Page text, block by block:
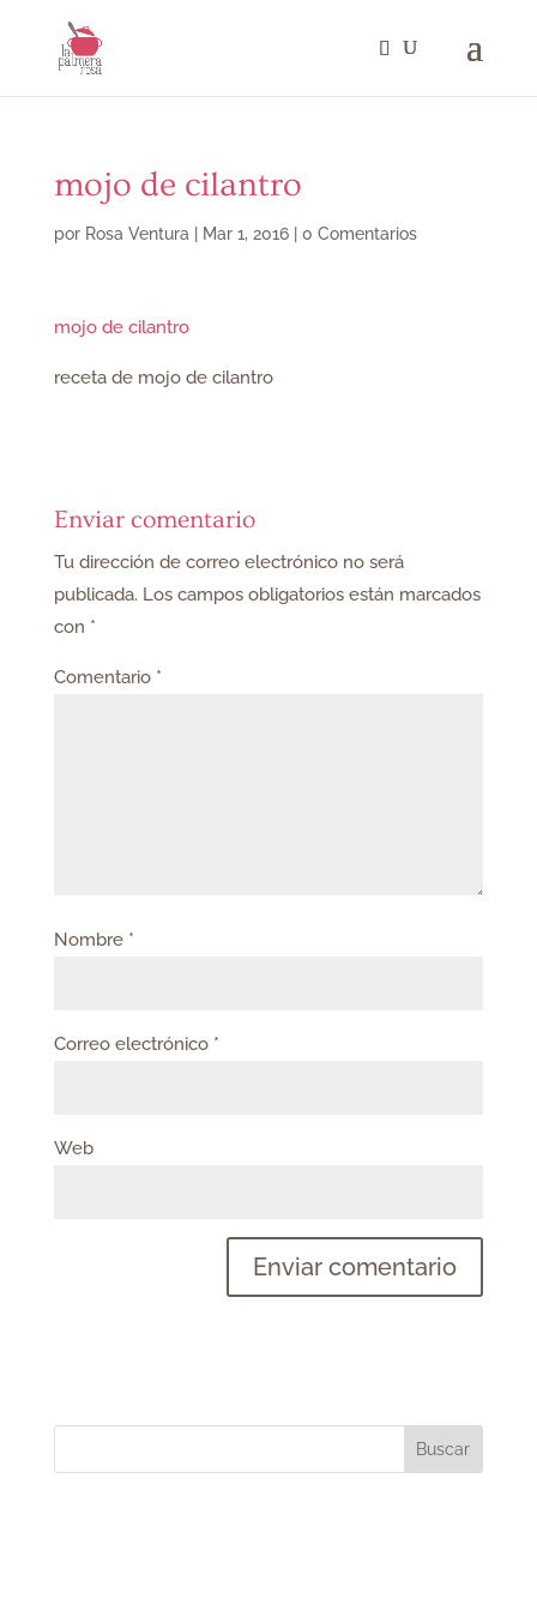
mojo de cilantro
por Rosa Ventura Mar 1, 2016| 0 Comentarios
mojo de cilantro
receta de mojo de cilantro
Enviar comentario
Tu dirección de correo electrónico no será
publicada. Los campos obligatorios están marcados
con *
Comentario *
Nombre *
Correo electrónico *
Web
Buscar